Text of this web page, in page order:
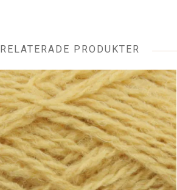
RELATERADE PRODUKTER